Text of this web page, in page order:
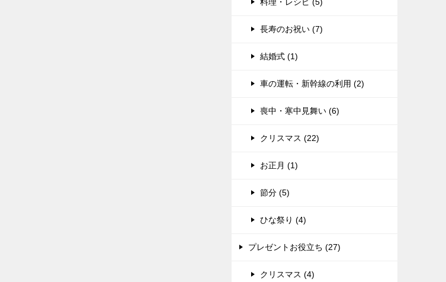
長寿のお祝い (7)
結婚式 (1)
車の運転・新幹線の利用 (2)
喪中・寒中見舞い (6)
クリスマス (22)
お正月 (1)
節分 (5)
ひな祭り (4)
プレゼントお役立ち (27)
クリスマス (4)